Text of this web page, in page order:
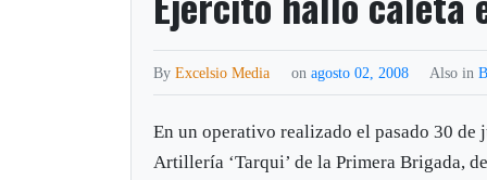
ByExcelsio Media onagosto 02, 2008 Also in
En un operativo realizado el pasado 30
Artillería ‘Tarqui’ de la Primera Brigada,